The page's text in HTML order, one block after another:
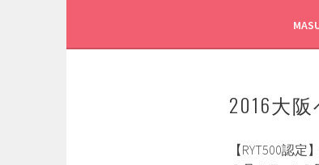
2016大
【RYT500認定